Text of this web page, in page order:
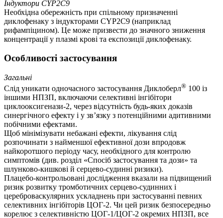
Індуктори СYP2C9
Необхідна обережність при спільному призначенні
диклофенаку з індукторами СYP2C9 (наприклад
рифампіцином). Це може призвести до значного зниження
концентрації у плазмі крові та експозиції диклофенаку.
Особливості застосування
Загальні
Слід уникати одночасного застосування Диклоберл® 100 із
іншими НПЗП, включаючи селективні інгібітори
циклооксигенази-2, через відсутність будь-яких доказів
синергічного ефекту і у зв’язку з потенційними адитивними
побічними ефектами.
Щоб мінімізувати небажані ефекти, лікування слід
розпочинати з найменшої ефективної дози впродовж
найкоротшого періоду часу, необхідного для контролю
симптомів (див. розділ «Спосіб застосування та дози» та
шлунково-кишкові й серцево-судинні ризики).
Плацебо-контрольовані дослідження вказали на підвищений
ризик розвитку тромботичних серцево-судинних і
цереброваскулярних ускладнень при застосуванні певних
селективних інгібіторів ЦОГ-2. Чи цей ризик безпосередньо
корелює з селективністю ЦОГ-1/ЦОГ-2 окремих НПЗП, все